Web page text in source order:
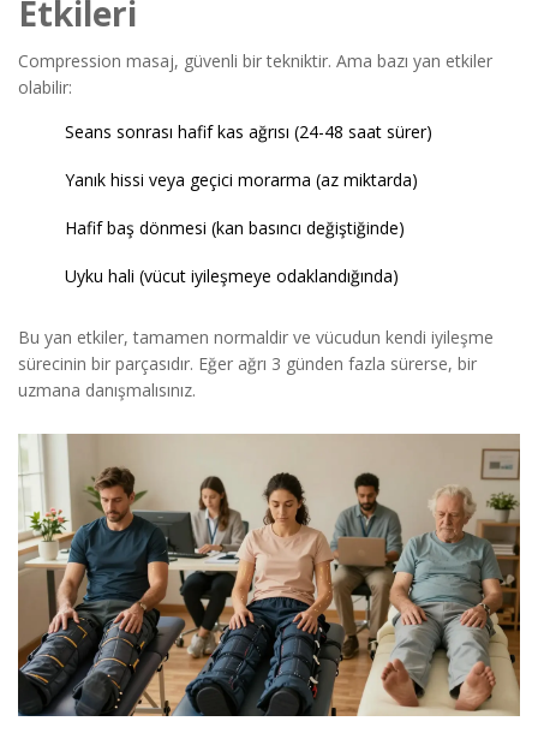
Etkileri
Compression masaj, güvenli bir tekniktir. Ama bazı yan etkiler
olabilir:
Seans sonrası hafif kas ağrısı (24-48 saat sürer)
Yanık hissi veya geçici morarma (az miktarda)
Hafif baş dönmesi (kan basıncı değiştiğinde)
Uyku hali (vücut iyileşmeye odaklandığında)
Bu yan etkiler, tamamen normaldir ve vücudun kendi iyileşme
sürecinin bir parçasıdır. Eğer ağrı 3 günden fazla sürerse, bir
uzmana danışmalısınız.